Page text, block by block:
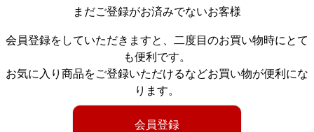
まだご登録がお済みでないお客様
会員登録をしていただきますと、二度目のお買い物時にとて
も便利です。
お気に入り商品をご登録いただけるなどお買い物が便利にな
ります。
会員登録